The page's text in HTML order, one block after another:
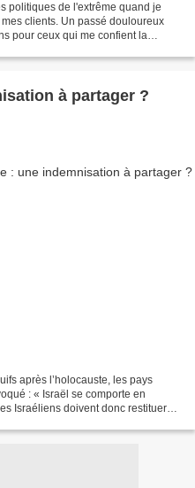
politiques de l'extrême quand je
clients. Un passé douloureux
pour ceux qui me confient la
à partager ?
après l’holocauste, les pays
: « Israël se comporte en
Israéliens doivent donc restituer